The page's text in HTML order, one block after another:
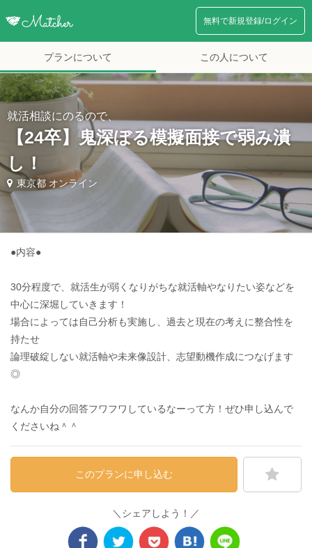
無料で新規登録/ログイン
プランについて この人について
就活相談にのるので、
【24卒】鬼深ぼる模擬面接で弱み潰
し！
東京都 オンライン
●内容●
30分程度で、就活生が弱くなりがちな就活軸やなりたい姿などを
中心に深堀していきます！
場合によっては自己分析も実施し、過去と現在の考えに整合性を
持たせ
論理破綻しない就活軸や未来像設計、志望動機作成につなげます
◎
なんか自分の回答フワフワしているなーって方！ぜひ申し込んで
くださいね＾＾
このプランに申し込む
＼シェアしよう！／